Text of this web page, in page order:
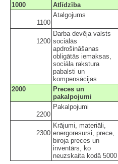
1000
Atlīdzība
1100
Atalgojums
1200
Darba devēja valsts
sociālās
apdrošināšanas
obligātās iemaksas,
sociāla rakstura
pabalsti un
kompensācijas
2000
Preces un
pakalpojumi
2200
Pakalpojumi
2300
Krājumi, materiāli,
energoresursi, prece,
biroja preces un
inventārs, ko
neuzskaita kodā 5000